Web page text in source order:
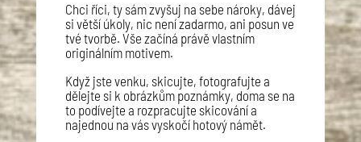
Chci říci, ty sám zvyšuj na sebe nároky, dávej
si větší úkoly, nic není zadarmo, ani posun ve
tvé tvorbě. Vše začíná právě vlastním
originálním motivem.
Když jste venku, skicujte, fotografujte a
dělejte si k obrázkům poznámky, doma se na
to podívejte a rozpracujte skicování a
najednou na vás vyskočí hotový námět.